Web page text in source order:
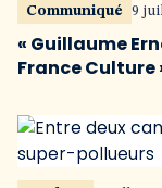
Communiqué 9
« Guillaume
France Culture